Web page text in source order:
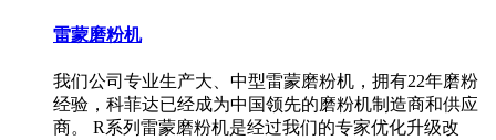
雷蒙磨粉机
我们公司专业生产大、中型雷蒙磨粉机，拥有22年磨粉
经验，科菲达已经成为中国领先的磨粉机制造商和供应
商。 R系列雷蒙磨粉机是经过我们的专家优化升级改